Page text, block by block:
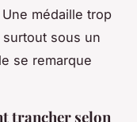
médaille trop
sous un
se remarque
trancher selon